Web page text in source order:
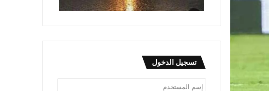
تسجيل الدخول